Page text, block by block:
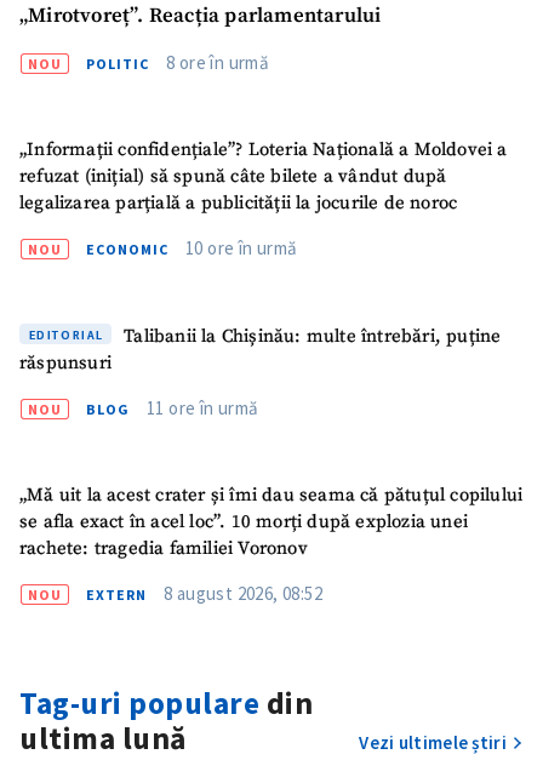
„Mirotvoreț”. Reacția parlamentarului
NOU POLITIC 8 ore în urmă
„Informații confidențiale”? Loteria Națională a Moldovei a
refuzat (inițial) să spună câte bilete a vândut după
legalizarea parțială a publicității la jocurile de noroc
NOU ECONOMIC 10 ore în urmă
EDITORIAL
Talibanii la Chișinău: multe întrebări, puține
răspunsuri
NOU BLOG 11 ore în urmă
„Mă uit la acest crater și îmi dau seama că pătuțul copilului
se afla exact în acel loc”. 10 morți după explozia unei
rachete: tragedia familiei Voronov
NOU EXTERN 8 august 2026, 08:52
Tag-uri populare din
ultima lună
Vezi ultimele știri